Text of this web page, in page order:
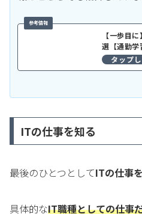
【一歩目
選【通勤学
ITの仕事を知る
最後のひとつとしてITの仕事
具体的なIT職種としての仕事